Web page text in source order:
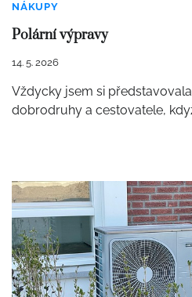
NÁKUPY
Polární výpravy
14. 5. 2026
Vždycky jsem si
dobrodruhy a cestovatele,